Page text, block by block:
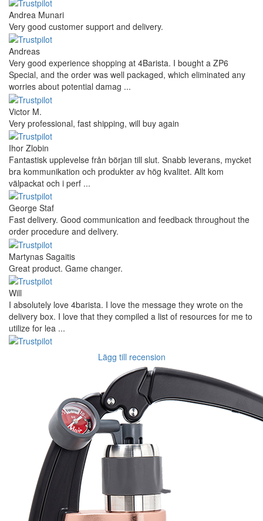
Andrea Munari
Very good customer support and delivery.
Andreas
Very good experience shopping at 4Barista. I bought a ZP6
Special, and the order was well packaged, which eliminated any
worries about potential damag ...
Victor M.
Very professional, fast shipping, will buy again
Ihor Zlobin
Fantastisk upplevelse från början till slut. Snabb leverans, mycket
bra kommunikation och produkter av hög kvalitet. Allt kom
välpackat och i perf ...
George Staf
Fast delivery. Good communication and feedback throughout the
order procedure and delivery.
Martynas Sagaitis
Great product. Game changer.
Will
I absolutely love 4barista. I love the message they wrote on the
delivery box. I love that they compiled a list of resources for me to
utilize for lea ...
Lägg till recension